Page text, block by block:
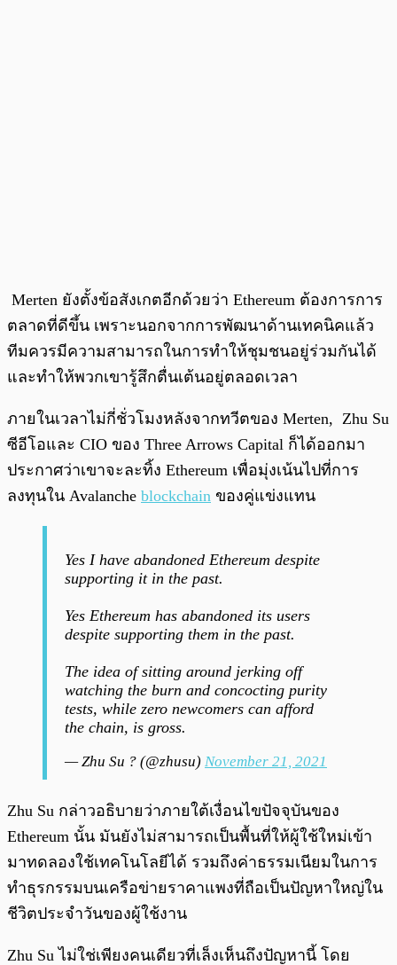
Merten ยังตั้งข้อสังเกตอีกด้วยว่า Ethereum ต้องการการ
ตลาดที่ดีขึ้น เพราะนอกจากการพัฒนาด้านเทคนิคแล้ว
ทีมควรมีความสามารถในการทำให้ชุมชนอยู่ร่วมกันได้
และทำให้พวกเขารู้สึกตื่นเต้นอยู่ตลอดเวลา
ภายในเวลาไม่กี่ชั่วโมงหลังจากทวีตของ Merten, Zhu Su
ซีอีโอและ CIO ของ Three Arrows Capital ก็ได้ออกมา
ประกาศว่าเขาจะละทิ้ง Ethereum เพื่อมุ่งเน้นไปที่การ
ลงทุนใน Avalanche blockchain ของคู่แข่งแทน
Yes I have abandoned Ethereum despite
supporting it in the past.
Yes Ethereum has abandoned its users
despite supporting them in the past.
The idea of sitting around jerking off
watching the burn and concocting purity
tests, while zero newcomers can afford
the chain, is gross.
— Zhu Su ? (@zhusu) November 21, 2021
Zhu Su กล่าวอธิบายว่าภายใต้เงื่อนไขปัจจุบันของ
Ethereum นั้น มันยังไม่สามารถเป็นพื้นที่ให้ผู้ใช้ใหม่เข้า
มาทดลองใช้เทคโนโลยีได้ รวมถึงค่าธรรมเนียมในการ
ทำธุรกรรมบนเครือข่ายราคาแพงที่ถือเป็นปัญหาใหญ่ใน
ชีวิตประจำวันของผู้ใช้งาน
Zhu Su ไม่ใช่เพียงคนเดียวที่เล็งเห็นถึงปัญหานี้ โดย